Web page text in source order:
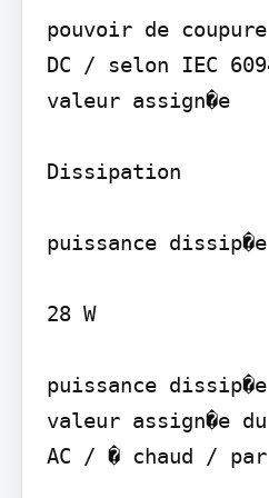
pouvoir de
DC / selon IEC
valeur assign�e
Dissipation
puissance
28 W
puissance
valeur assign�e
AC / � chaud /